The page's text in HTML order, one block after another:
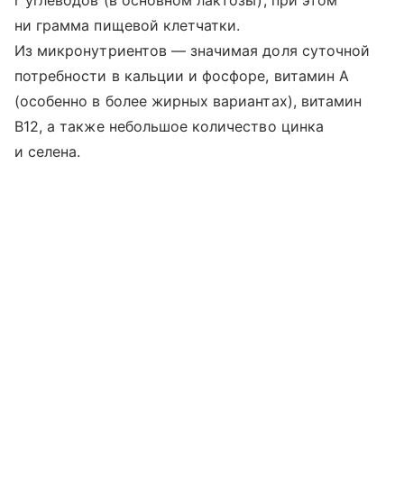
ни грамма пищевой клетчатки.
Из микронутриентов — значимая доля суточной
потребности в кальции и фосфоре, витамин A
(особенно в более жирных вариантах), витамин
B12, а также небольшое количество цинка
и селена.